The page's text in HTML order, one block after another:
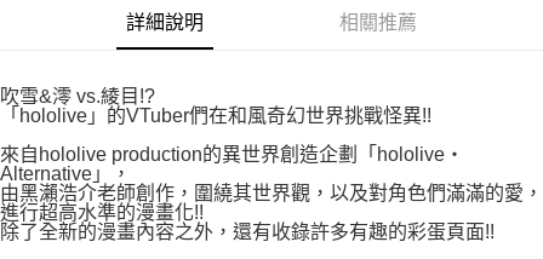
權轉讓予恩沛科技股份有限公司。
２．關於個人資料處理事宜，請瀏覽以下網址：
https://aftee.tw/terms/#terms3
「AFTEE先享後付」，若未經同意申辦者引起之損失，本公司不負相關責
任。
４．使用「AFTEE先享後付」時，將依據個別帳號之用戶狀況，依本公司即
時審查核予不同之上限額度；若仍有額度不足之情形，本公司將視審查結果
請求用戶進行身份認證。
５．嚴禁一人註冊多個帳號或使用他人資訊註冊。若發現惡意使用之情形，
恩沛科技股份有限公司將有權停止該用戶之使用額度並採取法律行動。
付款後7-11取貨
每筆NT$80，滿NT$500(含以上)免運費
宅配
每筆NT$100，滿NT$800(含以上)免運費
國家/地區配送
詳細說明 相關推薦
吹雪&澪 vs.綾目!?
「hololive」的VTuber們在和風奇幻世界挑戰怪異!!
來自hololive production的異世界創造企劃「hololive・
Alternative」，
由黑瀨浩介老師創作，圍繞其世界觀，以及對角色們滿滿的愛，
進行超高水準的漫畫化!!
除了全新的漫畫內容之外，還有收錄許多有趣的彩蛋頁面!!